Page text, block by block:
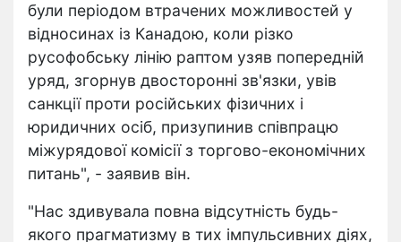
були періодом втрачених можливостей у
відносинах із Канадою, коли різко
русофобську лінію раптом узяв попередній
уряд, згорнув двосторонні зв'язки, увів
санкції проти російських фізичних і
юридичних осіб, призупинив співпрацю
міжурядової комісії з торгово-економічних
питань", - заявив він.
"Нас здивувала повна відсутність будь-
якого прагматизму в тих імпульсивних діях,